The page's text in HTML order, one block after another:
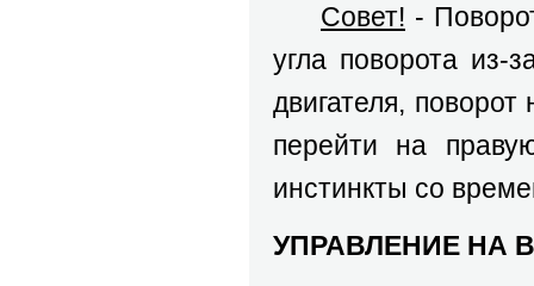
Совет! -
угла поворота из-
двигателя,
перейти на
инстинкты со
УПРАВЛЕНИЕ НА